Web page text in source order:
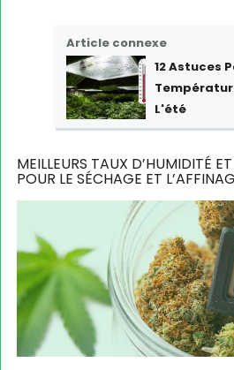
Article connexe
12 Astuces
L'été
MEILLEURS TAUX D’HUMIDITÉ
POUR LE SÉCHAGE ET